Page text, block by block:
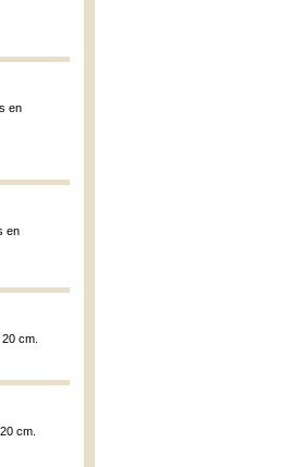
en
en
cm.
cm.